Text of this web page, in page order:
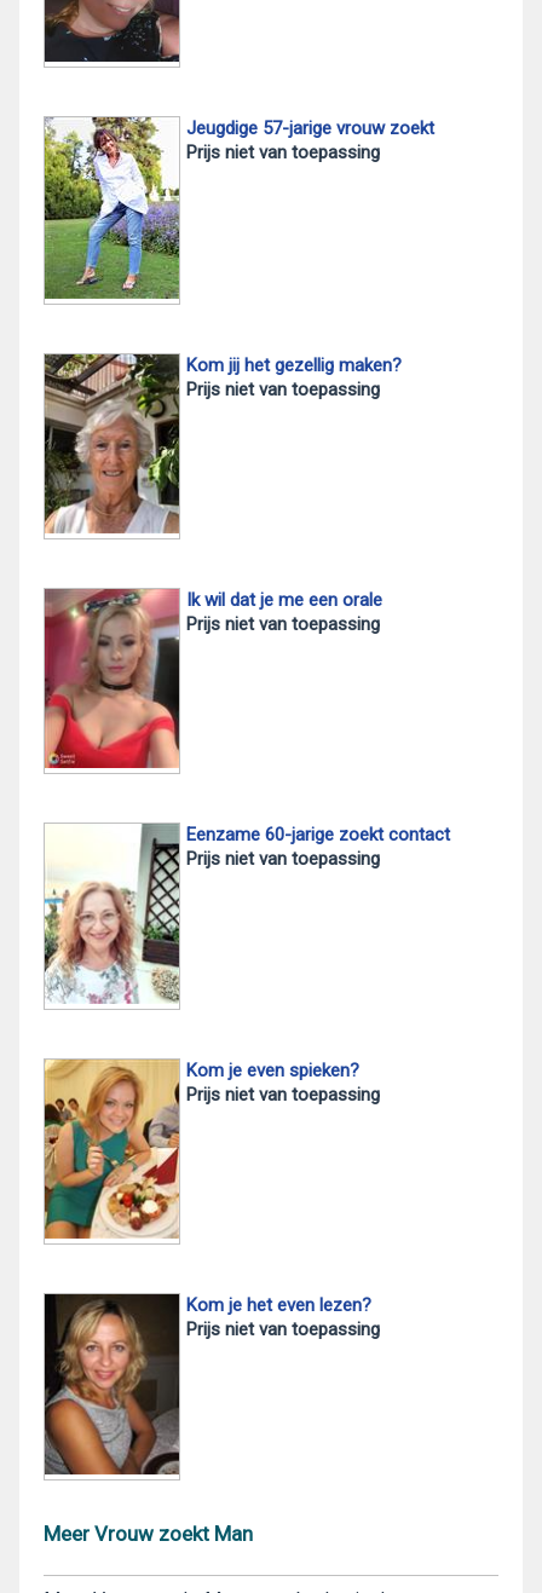
Jeugdige 57-jarige vrouw zoekt
Prijs niet van toepassing
Kom jij het gezellig maken?
Prijs niet van toepassing
Ik wil dat je me een orale
Prijs niet van toepassing
Eenzame 60-jarige zoekt contact
Prijs niet van toepassing
Kom je even spieken?
Prijs niet van toepassing
Kom je het even lezen?
Prijs niet van toepassing
Meer Vrouw zoekt Man